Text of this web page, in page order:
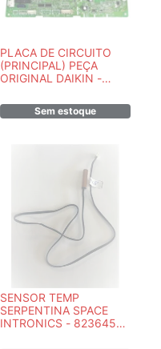
PLACA DE CIRCUITO
(PRINCIPAL) PEÇA
ORIGINAL DAIKIN -
Sem estoque
SENSOR TEMP
SERPENTINA SPACE
INTRONICS - 82364518